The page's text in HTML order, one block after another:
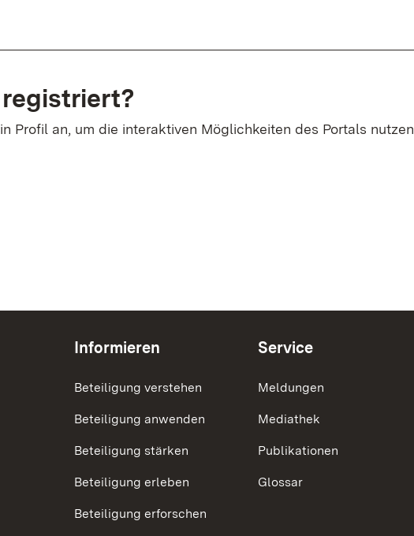
Profil an, um die interaktiven Möglichkeiten des Portals nutzen
Informieren
Beteiligung verstehen
Beteiligung anwenden
Beteiligung stärken
Beteiligung erleben
Beteiligung erforschen
Service
Meldungen
Mediathek
Publikationen
Glossar